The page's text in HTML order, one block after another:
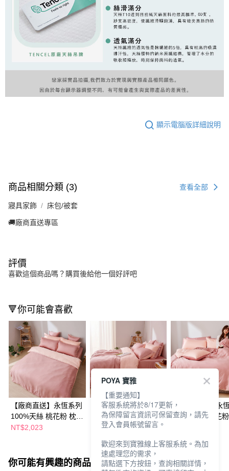
顯示電腦版詳細說明
商品相關分類 (3) 查看全部
寢具家飾 床包/被套
🚚廠商直送專區
評價
喜歡這個商品嗎？購買後給他一個好評吧
🔻你可能會喜歡
【廠商直送】永恆系列
100%天絲 桃花粉 枕套
床包組-特大
NT$2,023
【廠商直送】永恆系列
100%天絲 桃花粉 枕套
床包組-單人
NT$1,318
【廠商直送】永
100%天絲 桃花
你可能有興趣的商品 全站排行
POYA 寶雅
【重要通知】
客服系統將於8/17更新，
為保障留言資訊可保留查詢，請先
登入會員帳號留言。
歡迎來到寶雅線上客服系統。為加
速處理您的需求，
請點選下方按鈕，查詢相關詳情，